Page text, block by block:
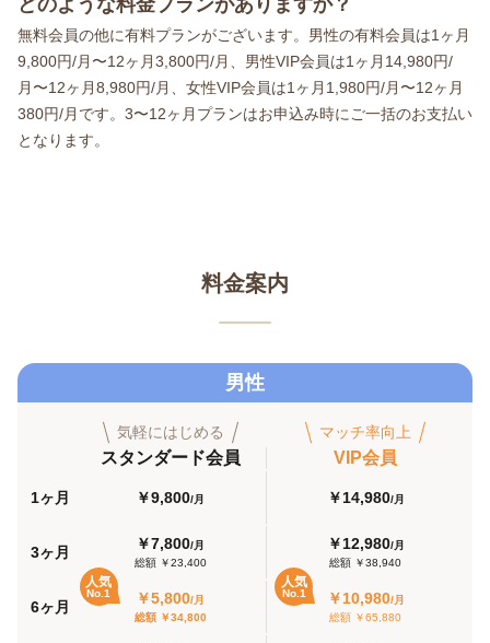
どのような料金プランがありますか？
無料会員の他に有料プランがございます。男性の有料会員は1ヶ月
9,800円/月〜12ヶ月3,800円/月、男性VIP会員は1ヶ月14,980円/
月〜12ヶ月8,980円/月、女性VIP会員は1ヶ月1,980円/月〜12ヶ月
380円/月です。3〜12ヶ月プランはお申込み時にご一括のお支払い
となります。
料金案内
男性
気軽にはじめる マッチ率向上
スタンダード会員 VIP会員
1ヶ月 ￥9,800/月 ￥14,980/月
3ヶ月 ￥7,800/月
総額 ￥23,400
￥12,980/月
総額 ￥38,940
6ヶ月 ￥5,800/月
人気
No.1
総額 ￥34,800
￥10,980/月
人気
No.1
総額 ￥65,880